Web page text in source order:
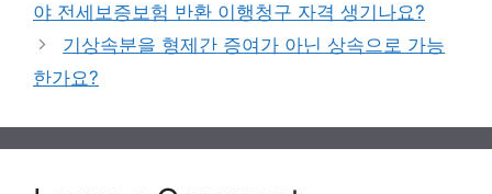
야 전세보증보험 반환 이행청구 자격 생기나요?
기상속분을 형제간 증여가 아닌 상속으로 가능
한가요?